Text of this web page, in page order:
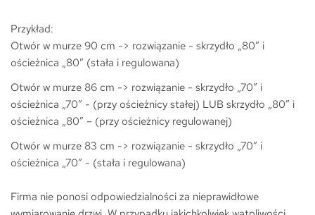
Przykład:
Otwór w murze 90 cm -> rozwiązanie - skrzydło „80” i
ościeżnica „80” (stała i regulowana)
Otwór w murze 86 cm -> rozwiązanie - skrzydło „70” i
ościeżnica „70” - (przy ościeżnicy stałej) LUB skrzydło „80” i
ościeżnica „80” – (przy ościeżnicy regulowanej)
Otwór w murze 83 cm -> rozwiązanie - skrzydło „70” i
ościeżnica „70” - (stała i regulowana)
Firma nie ponosi odpowiedzialności za nieprawidłowe